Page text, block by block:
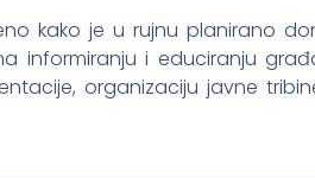
kako je u rujnu planirano
informiranju i educiranju
organizaciju javne